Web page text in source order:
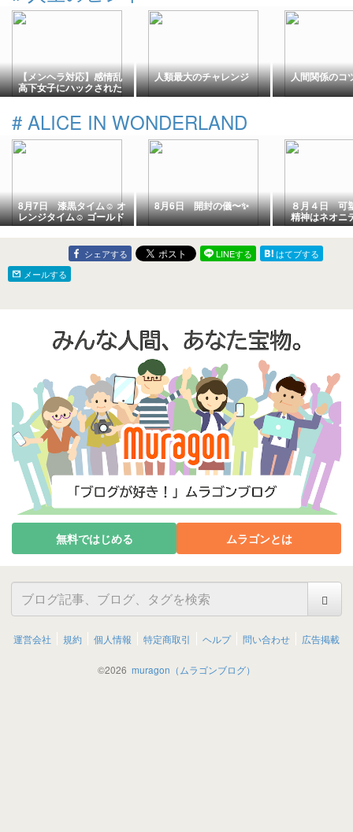
【メンヘラ対応】感情乱
高下女子にハックされた
脳を「プロジェクト管理
略
人類最大のチャレンジ 人間関係のコ
# ALICE IN WONDERLAND
8月7日 漆黒タイム☺️ オ
レンジタイム☺️ ゴールド
タイム😂
8月6日 開封の儀〜✨ ８月４日 可
精神はネオニ
るかと我田引
モノ好きな我
理矢理結びつ
シェアする LINEする
はてブする
メールする
無料ではじめる ムラゴンとは
運営会社 規約 個人情報 特定商取引 ヘルプ 問い合わせ 広告掲載
©2026 muragon（ムラゴンブログ）